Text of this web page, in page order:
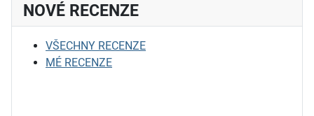
NOVÉ RECENZE
VŠECHNY RECENZE
MÉ RECENZE